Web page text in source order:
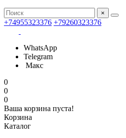
×
+74955323376 +79260323376
WhatsApp
Telegram
Макс
0
0
0
Ваша корзина пуста!
Корзина
Каталог